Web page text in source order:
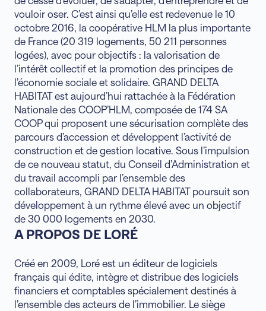
vouloir oser. C’est ainsi qu’elle est redevenue le 10
octobre 2016, la coopérative HLM la plus importante
de France (20 319 logements, 50 211 personnes
logées), avec pour objectifs : la valorisation de
l’intérêt collectif et la promotion des principes de
l’économie sociale et solidaire. GRAND DELTA
HABITAT est aujourd’hui rattachée à la Fédération
Nationale des COOP’HLM, composée de 174 SA
COOP qui proposent une sécurisation complète des
parcours d’accession et développent l’activité de
construction et de gestion locative. Sous l’impulsion
de ce nouveau statut, du Conseil d’Administration et
du travail accompli par l’ensemble des
collaborateurs, GRAND DELTA HABITAT poursuit son
développement à un rythme élevé avec un objectif
de 30 000 logements en 2030.
A PROPOS DE LORÉ
Créé en 2009, Loré est un éditeur de logiciels
français qui édite, intègre et distribue des logiciels
financiers et comptables spécialement destinés à
l’ensemble des acteurs de l’immobilier. Le siège